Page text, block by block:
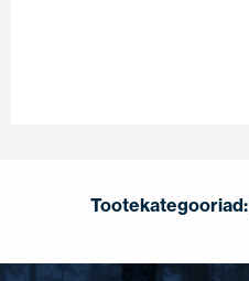
Tootekategooriad: